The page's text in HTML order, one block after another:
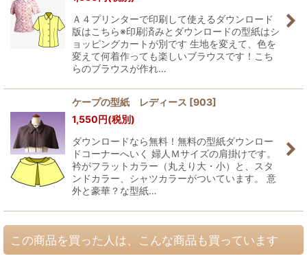
Ａ４プリンターで印刷して使えるダウンロード
版はこちら※印刷済みとダウンロードの型紙はシ
ョッピングカートが別です 生地を変えて、色を
変えて何着作っても楽しいブラウスです！こち
らのブラウスが作れ…
ケープの型紙 レディース [903]
1,550円(税別)
ダウンロードなら無料！無料の型紙ダウンロー
ドコーナーへいく 婦人Ｍサイズの肩掛けです。
衿がフラットカラー（丸えり大・小）と、スタ
ンドカラー、シャツカラーがついています。 意
外と豪華？な型紙…
この商品を買った人は、こんな商品も買っています